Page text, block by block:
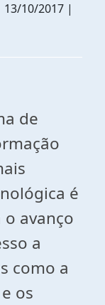
13/10/2017 |
de
é
avanço
a
como a
os